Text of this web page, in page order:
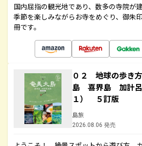
国内屈指の観光地であり、数多の寺院が
季節を楽しみながらお寺をめぐり、御朱
冊です。
０２ 地球の歩き
島 喜界島 加計呂
１） ５訂版
島旅
2026.08.06 発売